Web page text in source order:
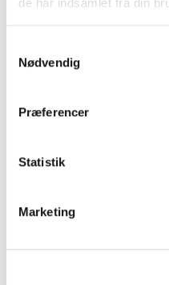
Nødvendig
Præferencer
Statistik
Marketing
Overskrift i nye klæder